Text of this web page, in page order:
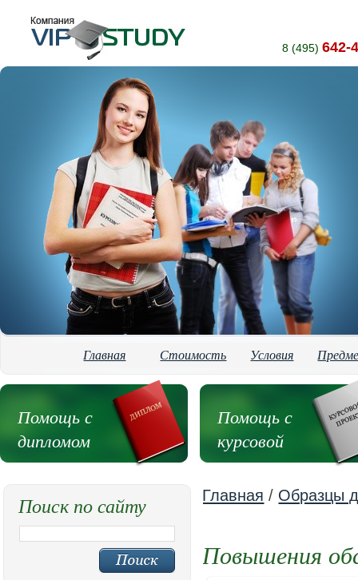
8 (495) 642-
Главная Стоимость Условия
Помощь с
дипломом
Помощь с
курсовой
Главная / Образцы
Повышения
Поиск по сайту